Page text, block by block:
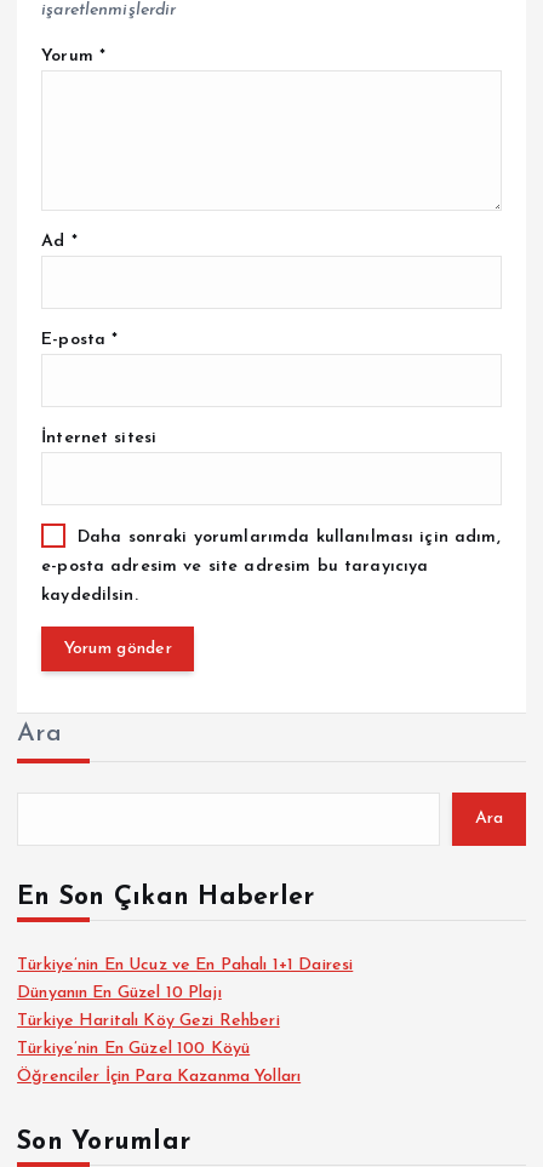
işaretlenmişlerdir
Yorum *
Ad *
E-posta*
İnternet sitesi
Daha sonraki yorumlarımda kullanılması için adım,
e-posta adresim ve site adresim bu tarayıcıya
kaydedilsin.
Ara
Ara
En Son Çıkan Haberler
Türkiye’nin En Ucuz ve En Pahalı 1+1 Dairesi
Dünyanın En Güzel 10 Plajı
Türkiye Haritalı Köy Gezi Rehberi
Türkiye’nin En Güzel 100 Köyü
Öğrenciler İçin Para Kazanma Yolları
Son Yorumlar